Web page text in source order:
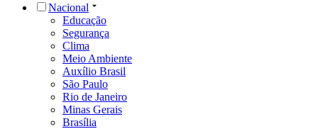
Nacional
Educação
Segurança
Clima
Meio Ambiente
Auxílio Brasil
São Paulo
Rio de Janeiro
Minas Gerais
Brasília